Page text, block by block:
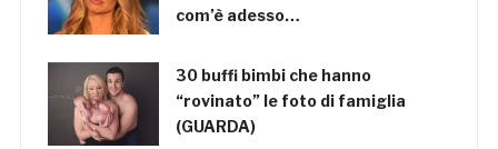
com’è adesso…
30 buffi bimbi che hanno
“rovinato” le foto di famiglia
(GUARDA)